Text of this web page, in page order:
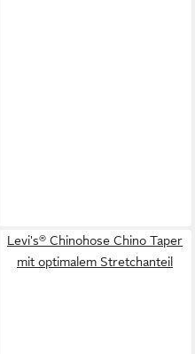
Levi's® Chinohose Chino Taper
mit optimalem Stretchanteil